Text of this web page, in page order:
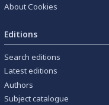
About Cookies
Editions
Search editions
Latest editions
Authors
Subject catalogue